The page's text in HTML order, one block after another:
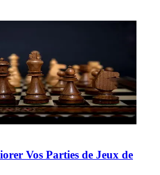
Vos Parties de Jeux de